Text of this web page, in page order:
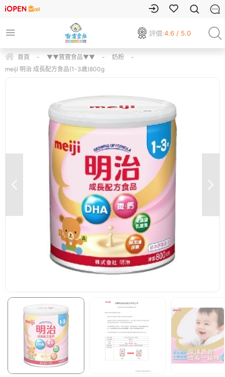
評價:4.6 / 5.0
首頁 - ▼▼寶寶食品▼▼ - 奶粉
-
meiji 明治 成長配方食品(1-3歲)800g